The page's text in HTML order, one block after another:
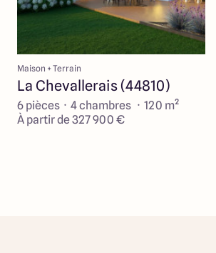
Maison + Terrain
La Chevallerais (44810)
6 pièces · 4 chambres · 120 m²
À partir de 327 900 €